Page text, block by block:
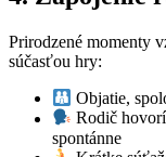
Prirodzené momenty
súčasťou hry:
Objatie,
Rodič
spontánne